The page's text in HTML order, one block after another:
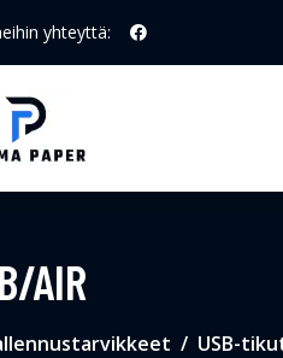
yhteyttä:
AIR
USB-